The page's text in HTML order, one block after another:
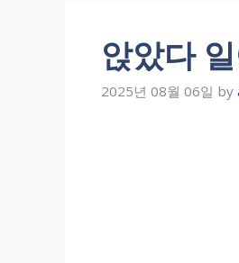
앉았다
2025년 08월 06일 by